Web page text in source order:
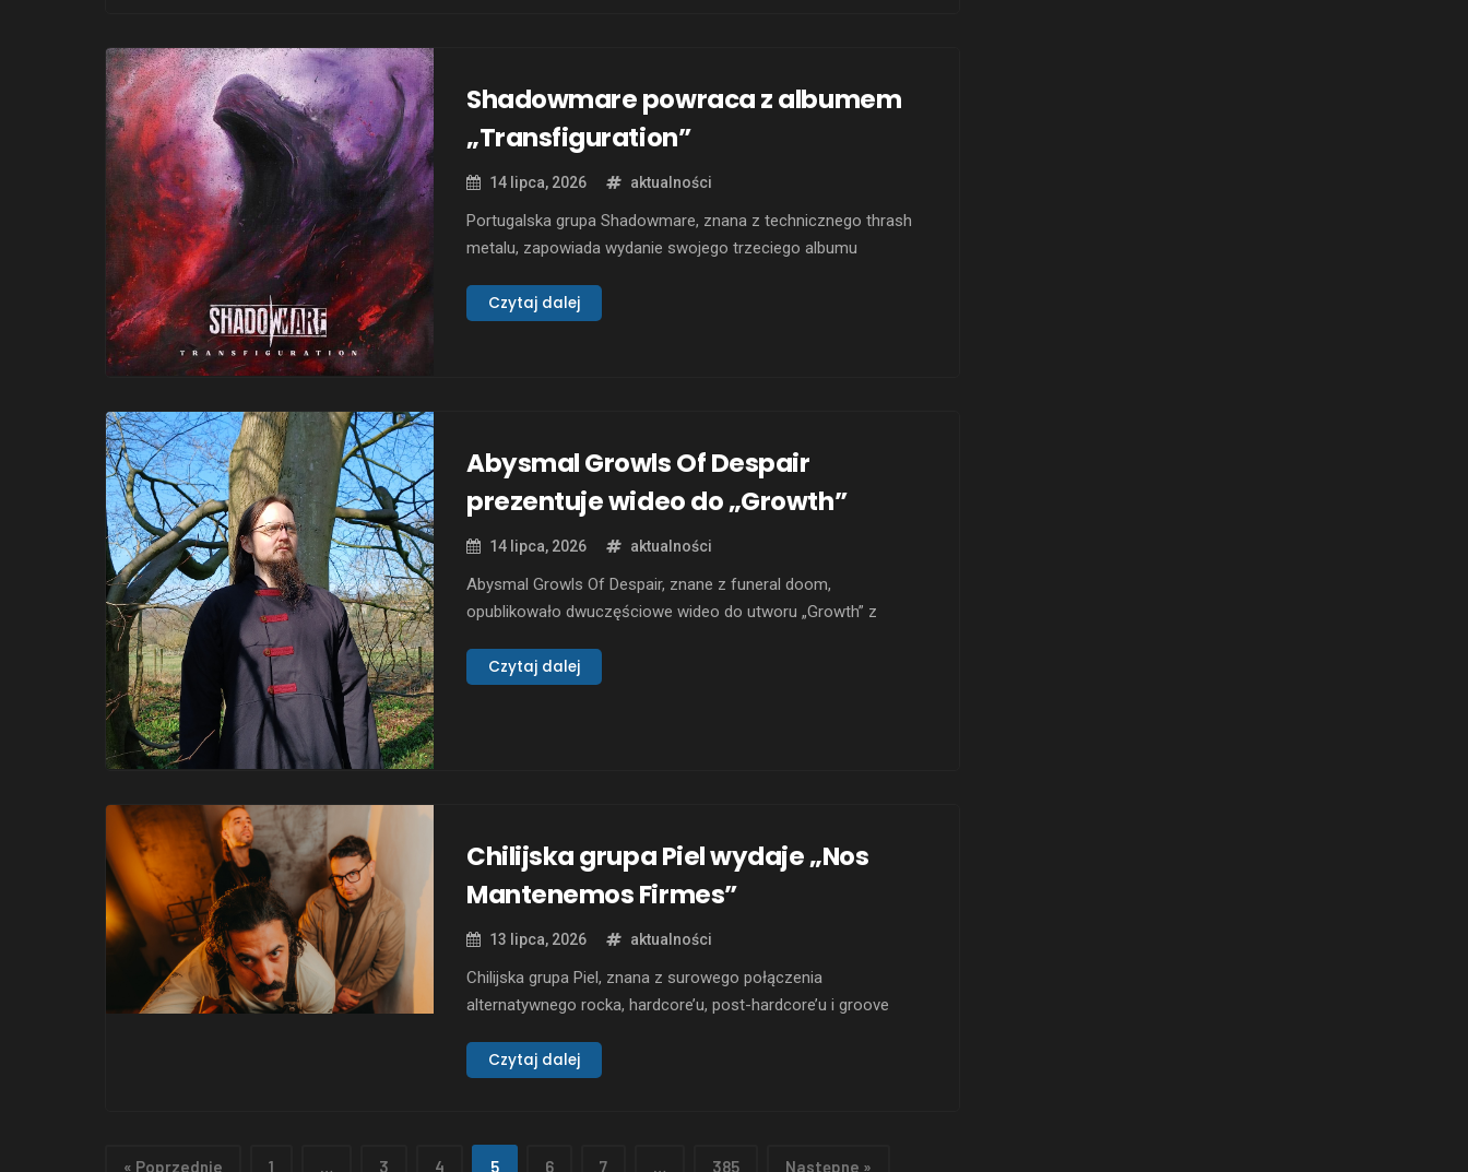
Shadowmare powraca z albumem
„Transfiguration”
14 lipca, 2026 aktualności
Portugalska grupa Shadowmare, znana z technicznego thrash
metalu, zapowiada wydanie swojego trzeciego albumu
roku. Zespół, mimo licznych zmian w składzie, konsekwentnie
Czytaj dalej
Abysmal Growls Of Despair
prezentuje wideo do „Growth”
14 lipca, 2026 aktualności
Abysmal Growls Of Despair, znane z funeral doom,
opublikowało dwuczęściowe wideo do utworu „Growth” z
dwie części, co pozwala jej emocjonalnemu ciężarowi i
Czytaj dalej
Chilijska grupa Piel wydaje „Nos
Mantenemos Firmes”
13 lipca, 2026 aktualności
Chilijska grupa Piel, znana z surowego połączenia
alternatywnego rocka, hardcore’u, post-hardcore’u i groove
zatytułowany „Nos Mantenemos Firmes”. Utwór ten to trzeci
Autorem tekstów i muzyki …
Czytaj dalej
« Poprzednie 1 … 3 4 5 6 7 … 385 Następne »